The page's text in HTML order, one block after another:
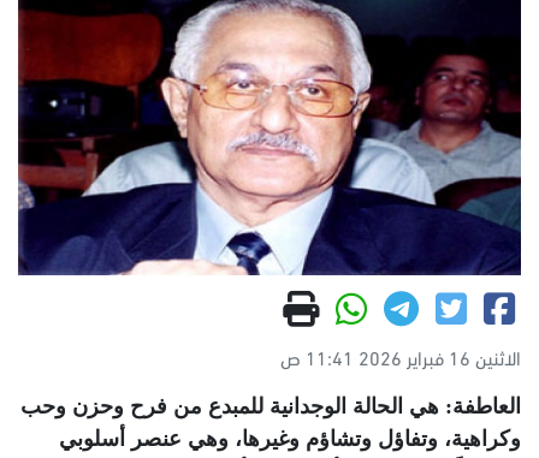
الاثنين 16 فبراير 2026 11:41 ص
العاطفة: هي الحالة الوجدانية للمبدع من فرح وحزن وحب
وكراهية، وتفاؤل وتشاؤم وغيرها، وهي عنصر أسلوبي